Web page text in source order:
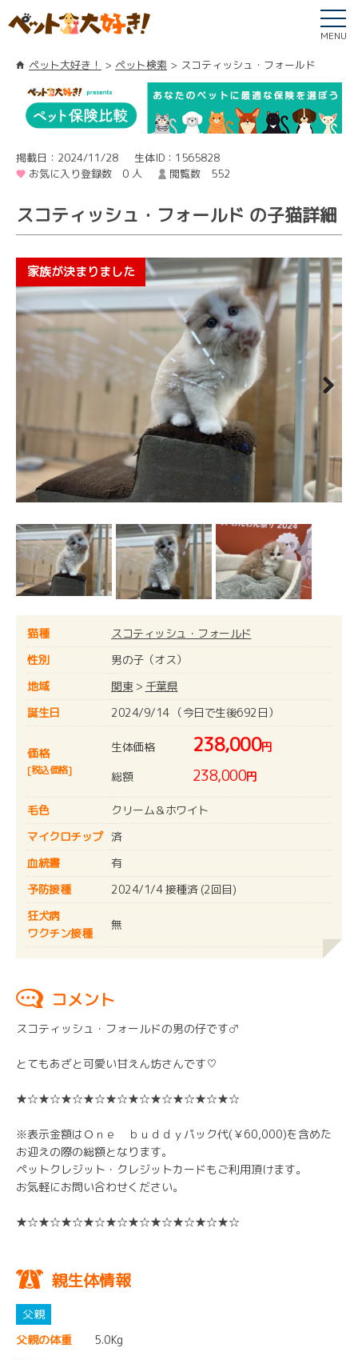
MENU
ペット大好き！ ペット検索 スコティッシュ・フォールド
掲載日：2024/11/28
生体ID：1565828
お気に入り登録数 0 人
閲覧数 552
スコティッシュ・フォールド の子猫詳細
Next
猫種
スコティッシュ・フォールド
性別
男の子（オス）
地域
関東> 千葉県
誕生日
2024/9/14 （今日で生後692日）
価格
[税込価格]
生体価格 238,000円
総額
238,000円
毛色
クリーム＆ホワイト
マイクロチップ 済
血統書
有
予防接種
2024/1/4 接種済 (2回目)
狂犬病
ワクチン接種
無
コメント
スコティッシュ・フォールドの男の仔です♂
とてもあざと可愛い甘えん坊さんです♡
★☆★☆★☆★☆★☆★☆★☆★☆★☆★☆
※表示金額はＯｎｅ ｂｕｄｄｙパック代(￥60,000)を含めた
お迎えの際の総額となります。
ペットクレジット・クレジットカードもご利用頂けます。
お気軽にお問い合わせください。
★☆★☆★☆★☆★☆★☆★☆★☆★☆★☆
親生体情報
父親の体重 5.0Kg